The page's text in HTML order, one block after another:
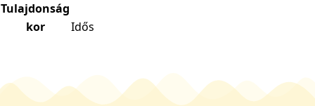
Tulajdonság
kor
Idős